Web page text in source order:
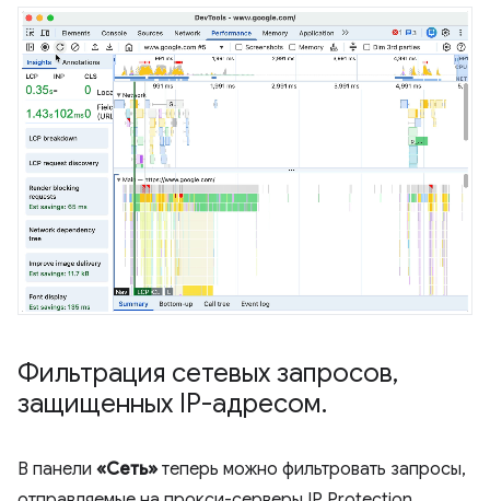
Фильтрация сетевых запросов,
защищенных IP-адресом.
В панели «Сеть» теперь можно фильтровать запросы,